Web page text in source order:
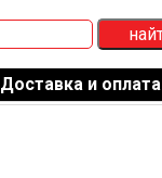
Доставка и оплата